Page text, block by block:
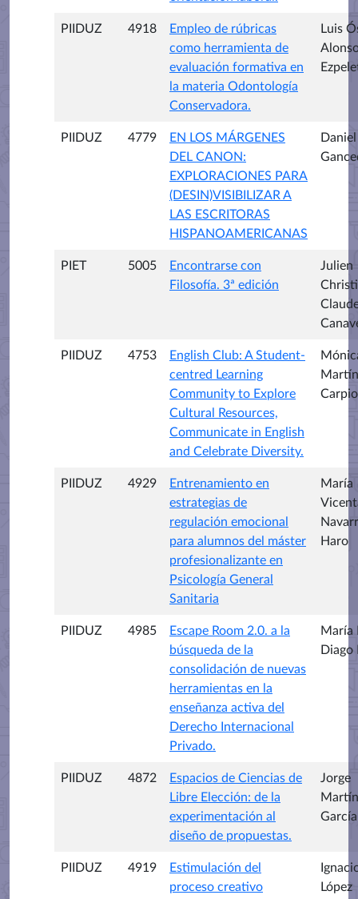
PIIDUZ 4918
Empleo de rúbricas
como herramienta de
evaluación formativa en
la materia Odontología
Conservadora.
Luis
PIIDUZ 4779
EN LOS MÁRGENES
DEL CANON:
EXPLORACIONES PARA
(DESIN)VISIBILIZAR A
LAS ESCRITORAS
HISPANOAMERICANAS
PIET 5005
Encontrarse con
Filosofía. 3ª edición
Julien
PIIDUZ 4753
English Club: A Student-
centred Learning
Community to Explore
Cultural Resources,
Communicate in English
and Celebrate Diversity.
Martín
Carpio
PIIDUZ 4929
Entrenamiento en
estrategias de
regulación emocional
para alumnos del máster
profesionalizante en
Psicología General
Sanitaria
María
Haro
PIIDUZ 4985
Escape Room 2.0. a la
búsqueda de la
consolidación de nuevas
herramientas en la
enseñanza activa del
Derecho Internacional
Privado.
María
Diago
PIIDUZ 4872
Espacios de Ciencias de
Libre Elección: de la
experimentación al
diseño de propuestas.
Jorge
Martín
García
PIIDUZ 4919
Estimulación del
proceso creativo
López